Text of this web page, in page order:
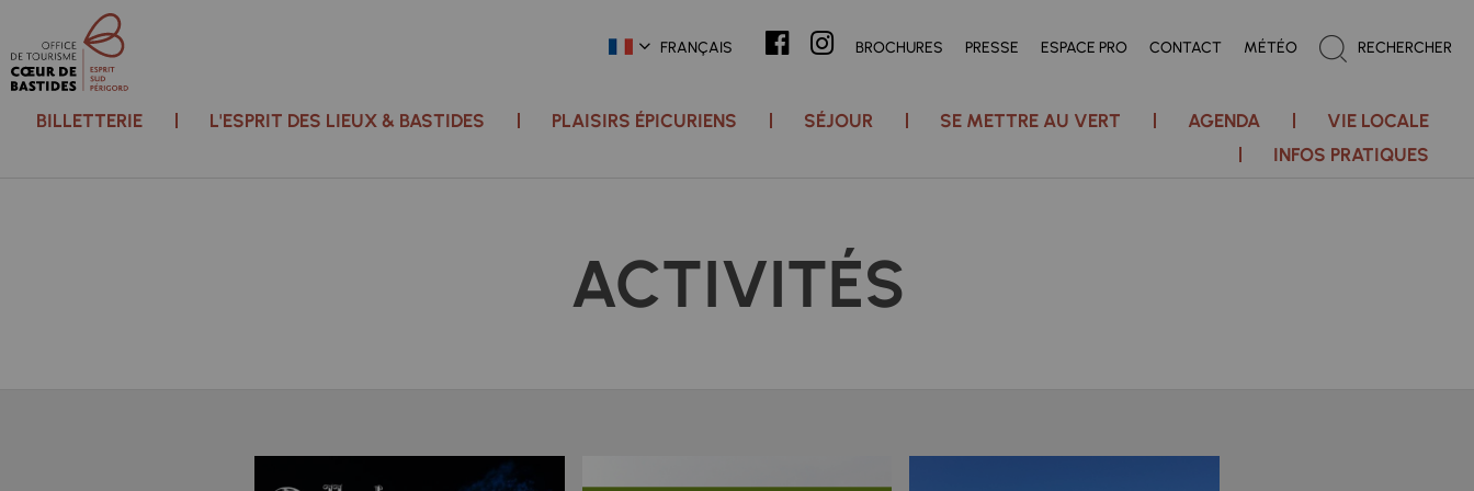
FRANÇAIS BROCHURES PRESSE ESPACE PRO CONTACT MÉTÉO RECHERCHER
BILLETTERIE L'ESPRIT DES LIEUX & BASTIDES PLAISIRS ÉPICURIENS SÉJOUR SE METTRE AU VERT AGENDA
VIE LOCALE
INFOS PRATIQUES
ACTIVITÉS